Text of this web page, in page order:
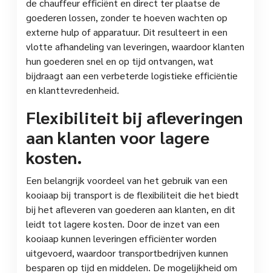
de chauffeur efficiënt en direct ter plaatse de
goederen lossen, zonder te hoeven wachten op
externe hulp of apparatuur. Dit resulteert in een
vlotte afhandeling van leveringen, waardoor klanten
hun goederen snel en op tijd ontvangen, wat
bijdraagt aan een verbeterde logistieke efficiëntie
en klanttevredenheid.
Flexibiliteit bij afleveringen
aan klanten voor lagere
kosten.
Een belangrijk voordeel van het gebruik van een
kooiaap bij transport is de flexibiliteit die het biedt
bij het afleveren van goederen aan klanten, en dit
leidt tot lagere kosten. Door de inzet van een
kooiaap kunnen leveringen efficiënter worden
uitgevoerd, waardoor transportbedrijven kunnen
besparen op tijd en middelen. De mogelijkheid om